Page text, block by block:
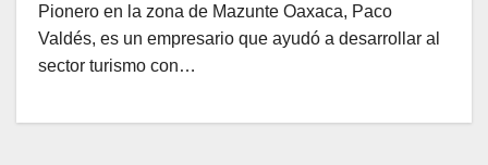
Pionero en la zona de Mazunte Oaxaca, Paco
Valdés, es un empresario que ayudó a desarrollar al
sector turismo con…